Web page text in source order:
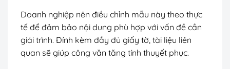
Doanh nghiệp nên điều chỉnh mẫu này theo thực
tế để đảm bảo nội dung phù hợp với vấn đề cần
giải trình. Đính kèm đầy đủ giấy tờ, tài liệu liên
quan sẽ giúp công văn tăng tính thuyết phục.